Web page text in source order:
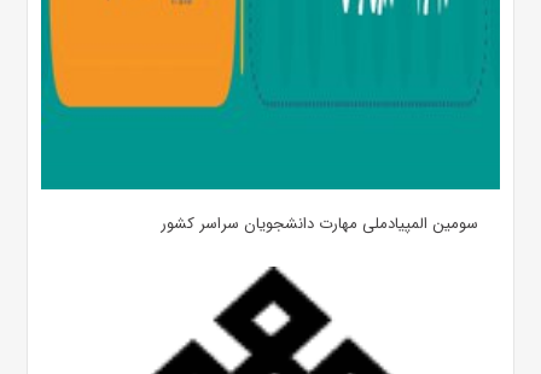
سومین المپیادملی مهارت دانشجویان سراسر کشور